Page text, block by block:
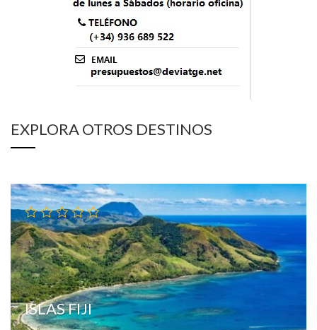
EXPLORA OTROS DESTINOS
ISLAS FIJI